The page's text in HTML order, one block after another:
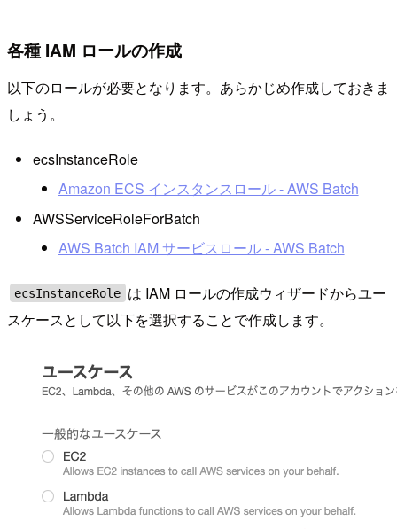
各種 IAM ロールの作成
以下のロールが必要となります。あらかじめ作成しておきま
しょう。
ecsInstanceRole
Amazon ECS インスタンスロール - AWS Batch
AWSServiceRoleForBatch
AWS Batch IAM サービスロール - AWS Batch
ecsInstanceRole は IAM ロールの作成ウィザードからユー
スケースとして以下を選択することで作成します。